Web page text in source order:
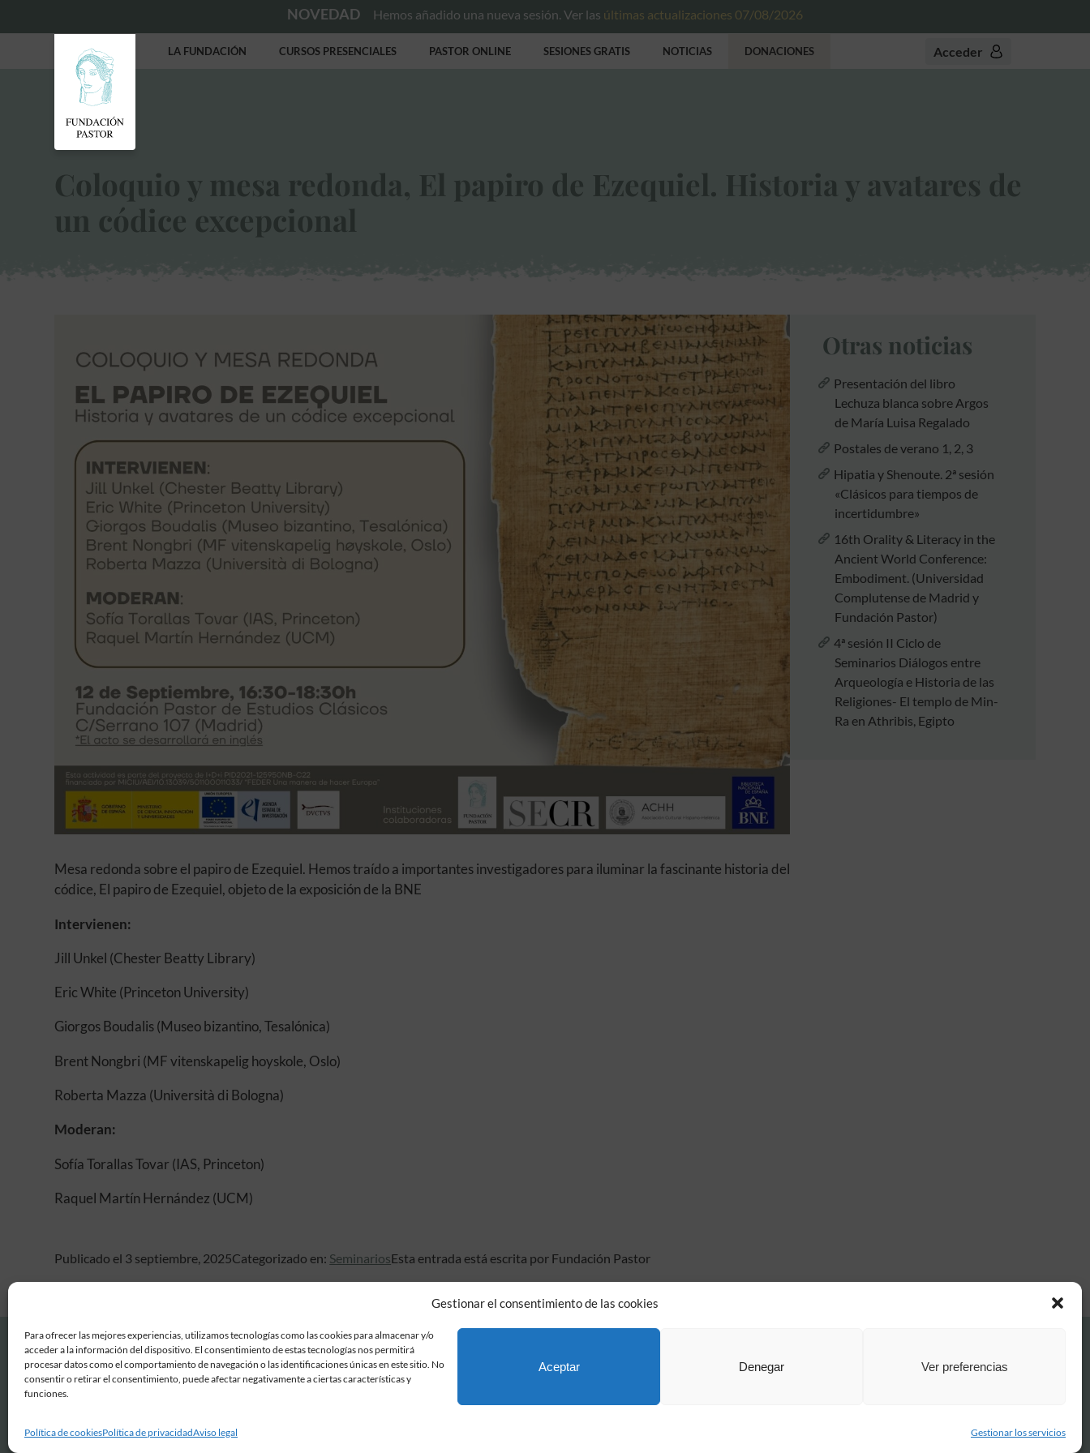
Gestionar el consentimiento de las cookies
Para ofrecer las mejores experiencias, utilizamos tecnologías como las cookies para almacenar y/o
acceder a la información del dispositivo. El consentimiento de estas tecnologías nos permitirá
procesar datos como el comportamiento de navegación o las identificaciones únicas en este sitio. No
consentir o retirar el consentimiento, puede afectar negativamente a ciertas características y
funciones.
Gestionar los servicios
Aceptar Denegar Ver preferencias
Política de cookiesPolítica de privacidadAviso legal
NOVEDAD Hemos añadido una nueva sesión. Ver las últimas actualizaciones 07/08/2026
LA FUNDACIÓN CURSOS PRESENCIALES PASTOR ONLINE SESIONES GRATIS NOTICIAS DONACIONES Acceder
Coloquio y mesa redonda, El papiro de Ezequiel. Historia y avatares de
un códice excepcional
Mesa redonda sobre el papiro de Ezequiel. Hemos traído a importantes investigadores para iluminar la fascinante historia del
códice, El papiro de Ezequiel, objeto de la exposición de la BNE
Intervienen:
Jill Unkel (Chester Beatty Library)
Eric White (Princeton University)
Giorgos Boudalis (Museo bizantino, Tesalónica)
Brent Nongbri (MF vitenskapelig hoyskole, Oslo)
Roberta Mazza (Università di Bologna)
Moderan:
Sofía Torallas Tovar (IAS, Princeton)
Raquel Martín Hernández (UCM)
Publicado el 3 septiembre, 2025Categorizado en: SeminariosEsta entrada está escrita por Fundación Pastor
Otras noticias
Presentación del libro
Lechuza blanca sobre Argos
de María Luisa Regalado
Postales de verano 1, 2, 3
Hipatia y Shenoute. 2ª sesión
«Clásicos para tiempos de
incertidumbre»
16th Orality & Literacy in the
Ancient World Conference:
Embodiment. (Universidad
Complutense de Madrid y
Fundación Pastor)
4ª sesión II Ciclo de
Seminarios Diálogos entre
Arqueología e Historia de las
Religiones- El templo de Min-
Ra en Athribis, Egipto
Calle Serrano, 107. Madrid, 28006.
Condiciones de contratación